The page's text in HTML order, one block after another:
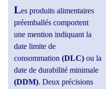
Les produits alimentaires
préemballés comportent
une mention indiquant la
date limite de
consommation (DLC) ou la
date de durabilité minimale
(DDM). Deux précisions